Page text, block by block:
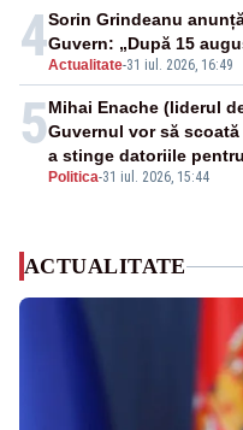
4Actualitate-31 iul. 2026, 16:49
Sorin Grindeanu
Guvern: „După 15
5
Politica-31 iul. 2026, 15:44
Mihai Enache (liderul
Guvernul vor să
a stinge datoriile
ACTUALITATE